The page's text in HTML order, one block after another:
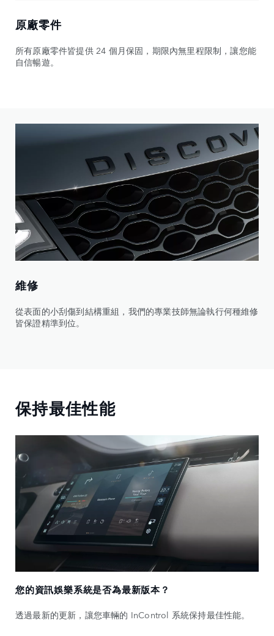
原廠零件
所有原廠零件皆提供 24 個月保固，期限內無里程限制，讓您能
自信暢遊。
維修
從表面的小刮傷到結構重組，我們的專業技師無論執行何種維修
皆保證精準到位。
保持最佳性能
您的資訊娛樂系統是否為最新版本？
透過最新的更新，讓您車輛的 InControl 系統保持最佳性能。